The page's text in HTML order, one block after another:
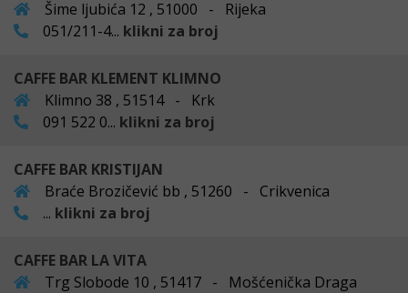
Šime ljubića 12 , 51000 - Rijeka
051/211-4... klikni za broj
CAFFE BAR KLEMENT KLIMNO
Klimno 38 , 51514 - Krk
091 522 0... klikni za broj
CAFFE BAR KRISTIJAN
Braće Brozičević bb , 51260 - Crikvenica
... klikni za broj
CAFFE BAR LA VITA
Trg Slobode 10 , 51417 - Mošćenička Draga